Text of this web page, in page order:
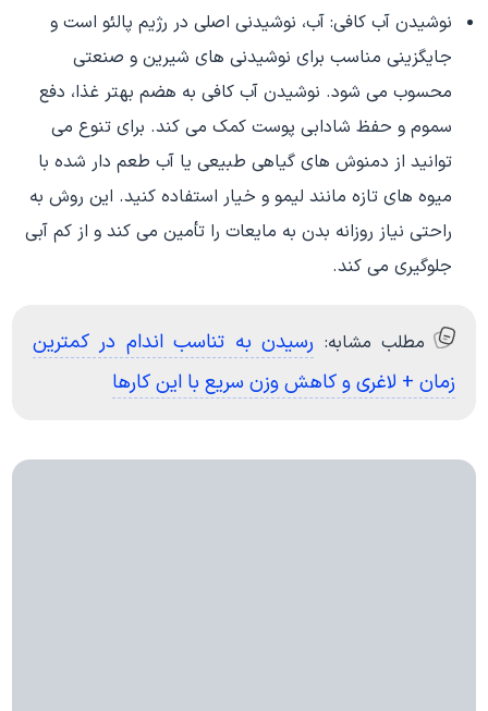
نوشیدن آب کافی: آب، نوشیدنی اصلی در رژیم پالئو است و
جایگزینی مناسب برای نوشیدنی های شیرین و صنعتی
محسوب می شود. نوشیدن آب کافی به هضم بهتر غذا، دفع
سموم و حفظ شادابی پوست کمک می کند. برای تنوع می
توانید از دمنوش های گیاهی طبیعی یا آب طعم دار شده با
میوه های تازه مانند لیمو و خیار استفاده کنید. این روش به
راحتی نیاز روزانه بدن به مایعات را تأمین می کند و از کم آبی
جلوگیری می کند.
مطلب مشابه: رسیدن به تناسب اندام در کمترین
زمان + لاغری و کاهش وزن سریع با این کارها